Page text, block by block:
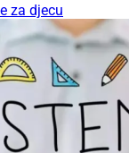
za djecu